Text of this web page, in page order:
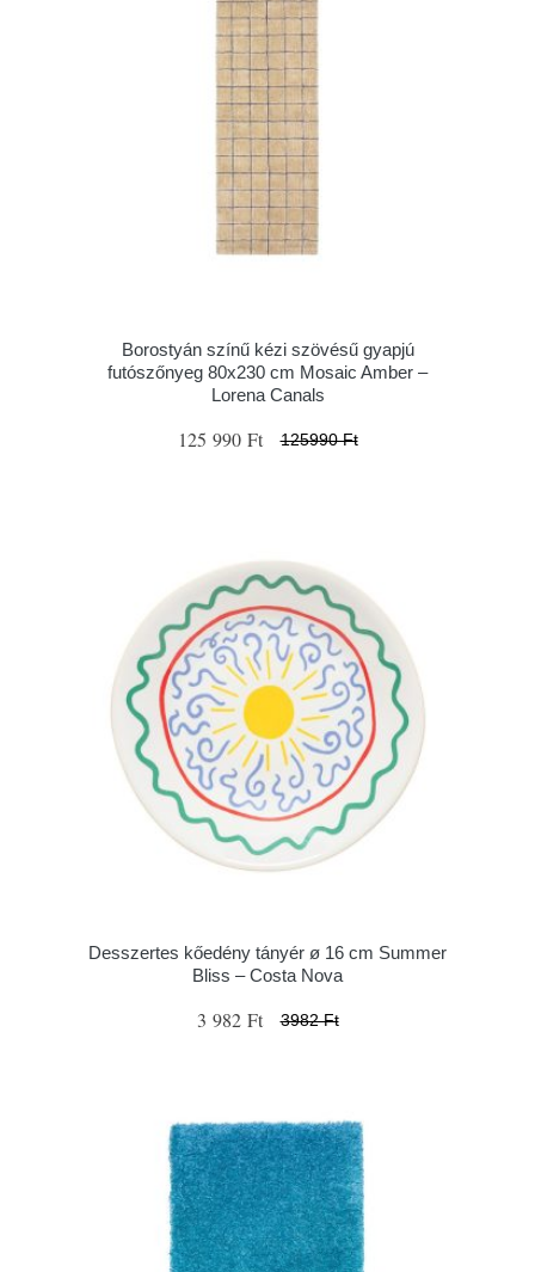
Borostyán színű kézi szövésű gyapjú
futószőnyeg 80x230 cm Mosaic Amber –
Lorena Canals
125 990 Ft 125990 Ft
Desszertes kőedény tányér ø 16 cm Summer
Bliss – Costa Nova
3 982 Ft 3982 Ft